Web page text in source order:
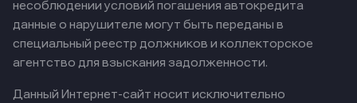
несоблюдении условий погашения автокредита
данные о нарушителе могут быть переданы в
специальный реестр должников и коллекторское
агентство для взыскания задолженности.
Данный Интернет-сайт носит исключительно